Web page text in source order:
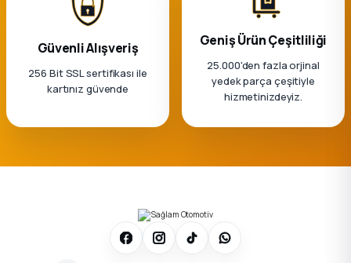
Güvenli Alışveriş
256 Bit SSL sertifikası ile
kartınız güvende
Geniş Ürün Çeşitliliği
25.000'den fazla orjinal
yedek parça çeşitiyle
hizmetinizdeyiz.